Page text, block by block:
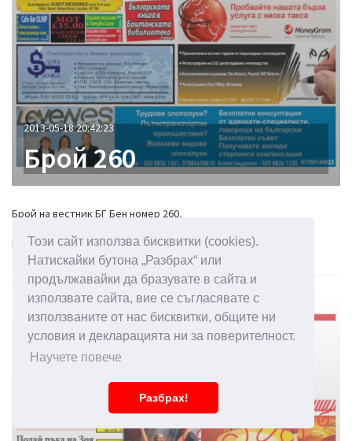
Този сайт използва бисквитки (cookies).
Натискайки бутона „Разбрах“ или
продължавайки да бразувате в сайта и
използвате сайта, вие се съгласявате с
използваните от нас бисквитки, общите ни
условия и декларацията ни за поверителност.
Научете повече
Разбрах!
2013-05-18 20:42:23
Брой 260
Брой на вестник БГ Бен номер 260.
Прочети вестника...
БРОЙ 259